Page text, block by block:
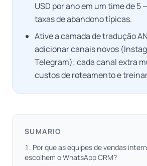
USD por ano em um time de 5
taxas de abandono típicas.
Ative a camada de tradução
adicionar canais novos
Telegram); cada canal extra
custos de roteamento e
SUMARIO
Por que as equipes de vendas
escolhem o WhatsApp CRM?